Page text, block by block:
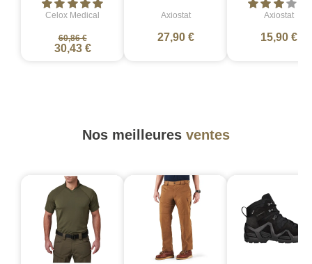
Celox Medical
60,86 €
30,43 €
Axiostat
27,90 €
Axiostat
15,90 €
Nos meilleures ventes